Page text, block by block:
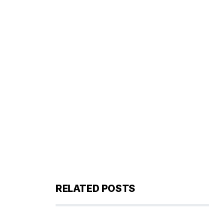
RELATED POSTS